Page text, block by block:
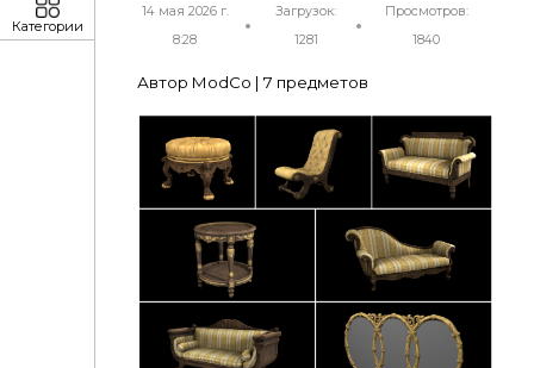
14 мая 2026 г.
8:28
Загрузок:
1281
Просмотров:
1840
Автор ModCo | 7 предметов
Категории